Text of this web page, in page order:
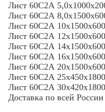
Лист 60С2А
Лист 60С2А
Лист 60С2А
Лист 60С2А
Лист 60С2А
Лист 60С2А
Лист 60С2А
Лист 60С2А
Лист 60С2А
Доставка по всей